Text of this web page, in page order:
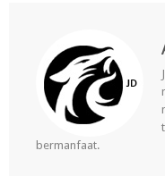
bermanfaat.